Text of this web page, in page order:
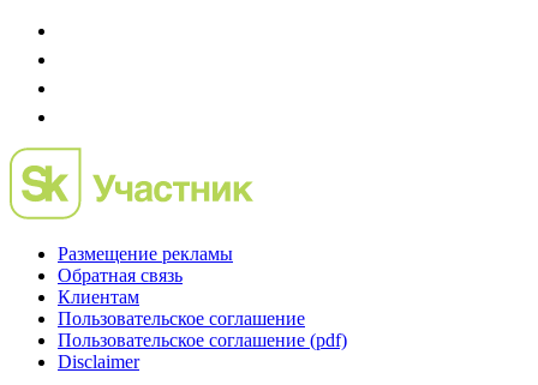
Размещение рекламы
Обратная связь
Клиентам
Пользовательское соглашение
Пользовательское соглашение (pdf)
Disclaimer